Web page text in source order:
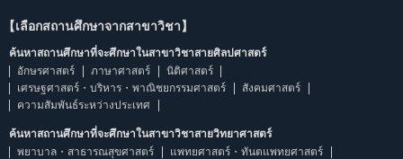
【เลือกสถานศึกษาจากสาขาวิชา】
ค้นหาสถานศึกษาที่จะศึกษาในสาขาวิชาสายศิลปศาสตร์
อักษรศาสตร์
ภาษาศาสตร์
นิติศาสตร์
เศรษฐศาสตร์・บริหาร・พาณิชยกรรมศาสตร์
สังคมศาสตร์
ความสัมพันธ์ระหว่างประเทศ
ค้นหาสถานศึกษาที่จะศึกษาในสาขาวิชาสายวิทยาศาสตร์
พยาบาล・สาธารณสุขศาสตร์
แพทยศาสตร์・ทันตแพทยศาสตร์